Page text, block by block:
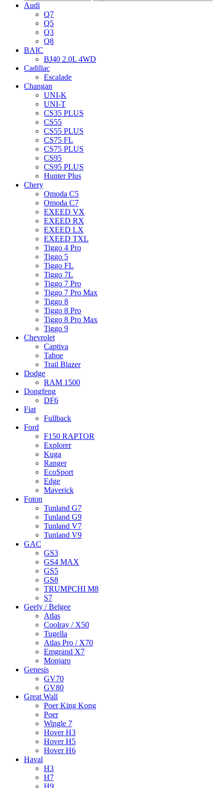
Audi
Q7
Q5
Q3
Q8
BAIC
BJ40 2.0L 4WD
Cadillac
Escalade
Changan
UNI-K
UNI-T
CS35 PLUS
CS55
CS55 PLUS
CS75 FL
CS75 PLUS
CS95
CS95 PLUS
Hunter Plus
Chery
Omoda C5
Omoda C7
EXEED VX
EXEED RX
EXEED LX
EXEED TXL
Tiggo 4 Pro
Tiggo 5
Tiggo FL
Tiggo 7L
Tiggo 7 Pro
Tiggo 7 Pro Max
Tiggo 8
Tiggo 8 Pro
Tiggo 8 Pro Max
Tiggo 9
Chevrolet
Captiva
Tahoe
Trail Blazer
Dodge
RAM 1500
Dongfeng
DF6
Fiat
Fullback
Ford
F150 RAPTOR
Explorer
Kuga
Ranger
EcoSport
Edge
Maverick
Foton
Tunland G7
Tunland G9
Tunland V7
Tunland V9
GAC
GS3
GS4 MAX
GS5
GS8
TRUMPCHI M8
S7
Geely / Belgee
Atlas
Coolray / X50
Tugella
Atlas Pro / X70
Emgrand X7
Monjaro
Genesis
GV70
GV80
Great Wall
Poer King Kong
Poer
Wingle 7
Hover H3
Hover H5
Hover H6
Haval
H3
H7
H9